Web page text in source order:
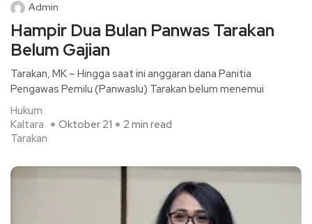
Admin
Hampir Dua Bulan Panwas Tarakan
Belum Gajian
Tarakan, MK – Hingga saat ini anggaran dana Panitia
Pengawas Pemilu (Panwaslu) Tarakan belum menemui
Hukum
Kaltara
Tarakan
Oktober 21 2 min read